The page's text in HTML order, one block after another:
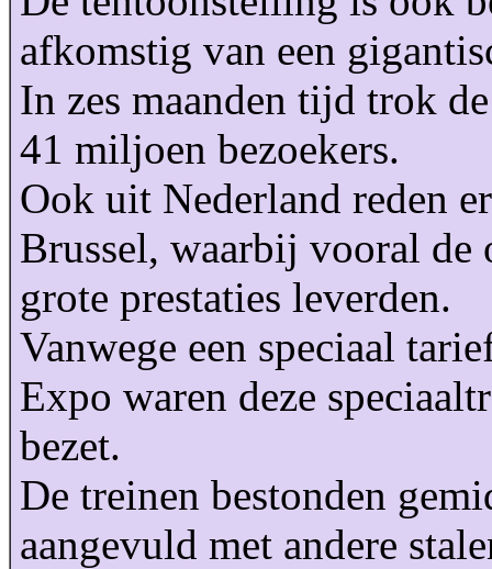
afkomstig van een
In zes maanden tijd trok
41 miljoen bezoekers.
Ook uit Nederland reden
Brussel, waarbij vooral de
grote prestaties leverden.
Vanwege een speciaal
Expo waren deze
bezet.
De treinen bestonden
aangevuld met andere